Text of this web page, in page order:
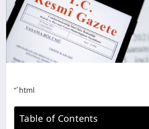
“`html
Table of Contents